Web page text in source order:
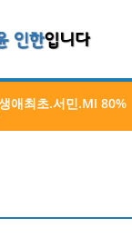
애최초.서민.MI 80%